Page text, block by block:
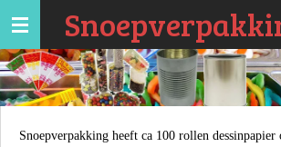
Ga
naar
de
hoofdinhoud
Snoepverpakking heeft ca 100 rollen dessinpapier